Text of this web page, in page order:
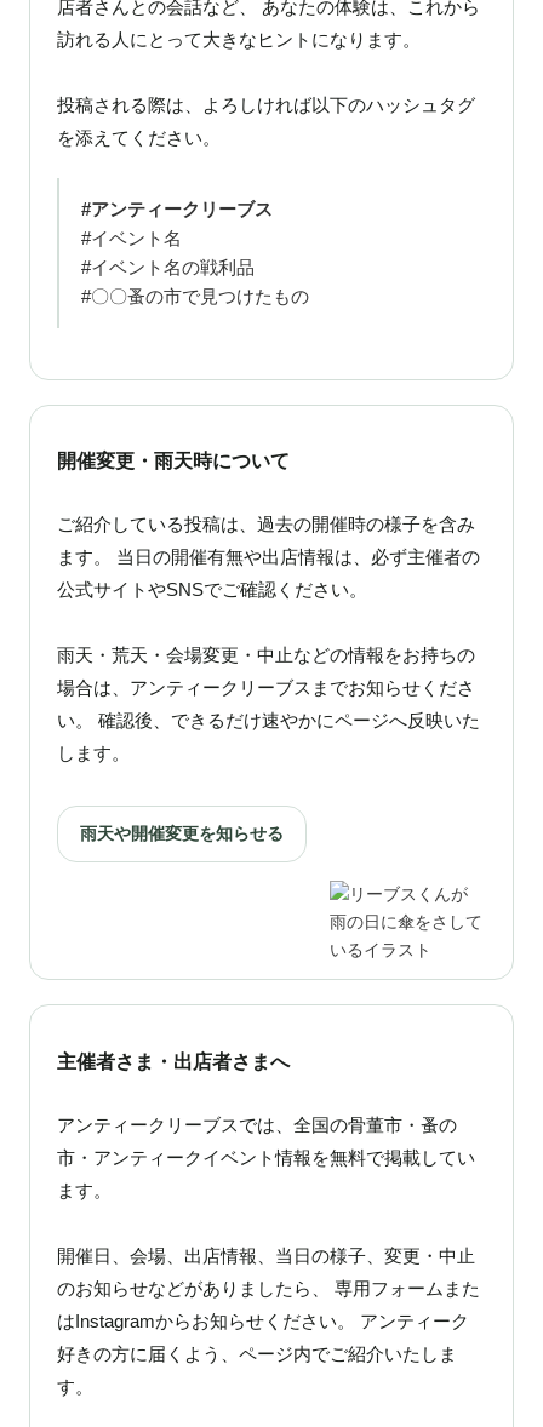
店者さんとの会話など、 あなたの体験は、これから
訪れる人にとって大きなヒントになります。
投稿される際は、よろしければ以下のハッシュタグ
を添えてください。
#アンティークリーブス
#イベント名
#イベント名の戦利品
#〇〇蚤の市で見つけたもの
開催変更・雨天時について
ご紹介している投稿は、過去の開催時の様子を含み
ます。 当日の開催有無や出店情報は、必ず主催者の
公式サイトやSNSでご確認ください。
雨天・荒天・会場変更・中止などの情報をお持ちの
場合は、アンティークリーブスまでお知らせくださ
い。 確認後、できるだけ速やかにページへ反映いた
します。
雨天や開催変更を知らせる
主催者さま・出店者さまへ
アンティークリーブスでは、全国の骨董市・蚤の
市・アンティークイベント情報を無料で掲載してい
ます。
開催日、会場、出店情報、当日の様子、変更・中止
のお知らせなどがありましたら、 専用フォームまた
はInstagramからお知らせください。 アンティーク
好きの方に届くよう、ページ内でご紹介いたしま
す。